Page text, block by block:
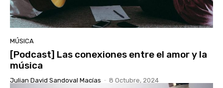
MÚSICA
[Podcast] Las conexiones entre el amor y la
música
Julian David Sandoval Macías - 8 Octubre, 2024